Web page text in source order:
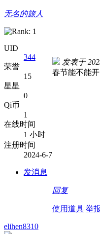
无名的旅人
UID
344
荣誉
15
星星
0
Qi币
1
在线时间
1 小时
注册时间
2024-6-7
发消息
发表于
春节能不能
回复
使用道具 举
elihen8310